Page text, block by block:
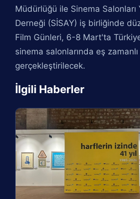
Müdürlüğü ile Sinema Salonları
Derneği (SİSAY) iş birliğinde
Film Günleri, 6-8 Mart'ta
sinema salonlarında eş
gerçekleştirilecek.
İlgili Haberler